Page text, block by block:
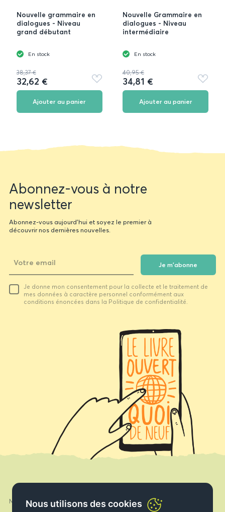
Nous utilisons des cookies
Nouvelle grammaire en
dialogues - Niveau
grand débutant
En stock
38,37 €
32,62 €
Ajouter
aux
Ajouter au panier
Nouvelle Grammaire en
dialogues - Niveau
intermédiaire
En stock
40,95 €
34,81 €
Ajouter
aux
Ajouter au panier
Newsletter
form
Abonnez-vous à notre
newsletter
Abonnez-vous aujourd'hui et soyez le premier à
découvrir nos dernières nouvelles.
email
Je m'abonne
Je donne mon consentement pour la collecte et le traitement de
mes données à caractère personnel conformément aux
conditions énoncées dans la Politique de confidentialité.
Mon compte
Facebook